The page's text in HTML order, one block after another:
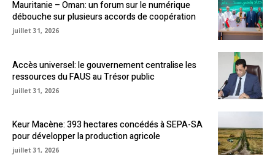
Mauritanie – Oman: un forum sur le numérique
débouche sur plusieurs accords de coopération
juillet 31, 2026
Accès universel: le gouvernement centralise les
ressources du FAUS au Trésor public
juillet 31, 2026
Keur Macène: 393 hectares concédés à SEPA-SA
pour développer la production agricole
juillet 31, 2026